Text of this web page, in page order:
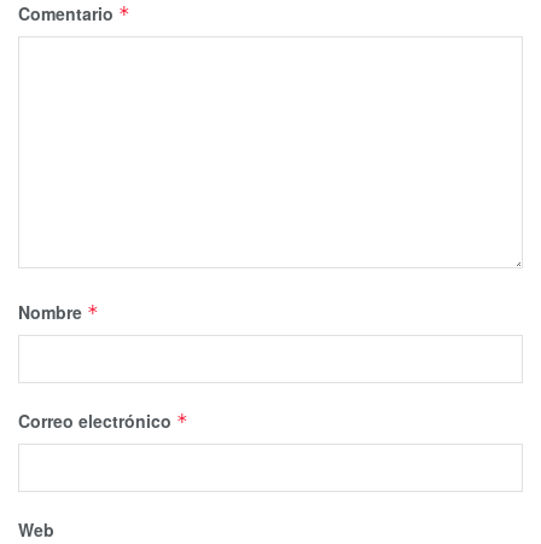
Comentario *
Nombre *
Correo electrónico *
Web